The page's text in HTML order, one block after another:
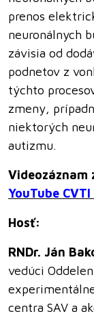
prenos
neuronálnych
závisia od
podnetov z
týchto
zmeny,
niektorých
autizmu.
Videozáznam
YouTube CVTI
Hosť:
RNDr. Ján
vedúci
centra SAV a